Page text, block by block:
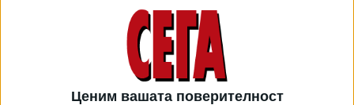
Ценим вашата поверителност